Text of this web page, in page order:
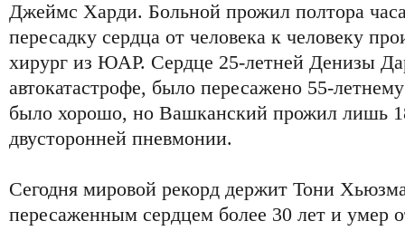
Джеймс Харди. Больной прожил полтора
пересадку сердца от человека к человеку
хирург из ЮАР. Сердце 25-летней Денизы
автокатастрофе, было пересажено 55-
было хорошо, но Вашканский прожил лишь
двусторонней пневмонии.
Сегодня мировой рекорд держит Тони
пересаженным сердцем более 30 лет и умер